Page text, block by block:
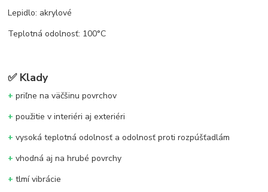
Lepidlo: akrylové
Teplotná odolnosť: 100°C
✅ Klady
+priľne na väčšinu povrchov
+použitie v interiéri aj exteriéri
+vysoká teplotná odolnosť a odolnosť proti rozpúšťadlám
+vhodná aj na hrubé povrchy
+tlmí vibrácie